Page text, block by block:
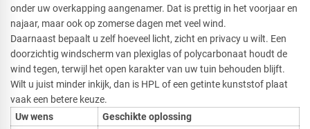
onder uw overkapping aangenamer. Dat is prettig in het voorjaar en
najaar, maar ook op zomerse dagen met veel wind.
Daarnaast bepaalt u zelf hoeveel licht, zicht en privacy u wilt. Een
doorzichtig windscherm van plexiglas of polycarbonaat houdt de
wind tegen, terwijl het open karakter van uw tuin behouden blijft.
Wilt u juist minder inkijk, dan is HPL of een getinte kunststof plaat
vaak een betere keuze.
Uw wens
Geschikte oplossing